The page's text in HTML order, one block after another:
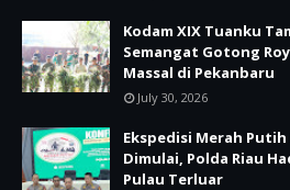
Kodam XIX Tuanku
Semangat Gotong
Massal di Pekanbaru
July 30, 2026
Ekspedisi Merah Putih
Dimulai, Polda Riau
Pulau Terluar